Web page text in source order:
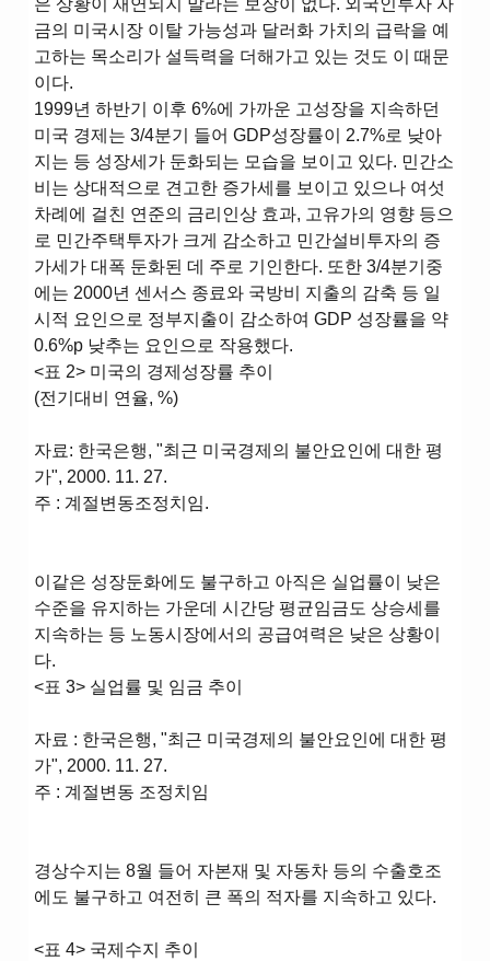
금의 미국시장 이탈 가능성과 달러화 가치의 급락을 예
고하는 목소리가 설득력을 더해가고 있는 것도 이 때문
이다.
1999년 하반기 이후 6%에 가까운 고성장을 지속하던
미국 경제는 3/4분기 들어 GDP성장률이 2.7%로 낮아
지는 등 성장세가 둔화되는 모습을 보이고 있다. 민간소
비는 상대적으로 견고한 증가세를 보이고 있으나 여섯
차례에 걸친 연준의 금리인상 효과, 고유가의 영향 등으
로 민간주택투자가 크게 감소하고 민간설비투자의 증
가세가 대폭 둔화된 데 주로 기인한다. 또한 3/4분기중
에는 2000년 센서스 종료와 국방비 지출의 감축 등 일
시적 요인으로 정부지출이 감소하여 GDP 성장률을 약
0.6%p 낮추는 요인으로 작용했다.
<표 2> 미국의 경제성장률 추이
(전기대비 연율, %)
자료: 한국은행, "최근 미국경제의 불안요인에 대한 평
가", 2000. 11. 27.
주 : 계절변동조정치임.
이같은 성장둔화에도 불구하고 아직은 실업률이 낮은
수준을 유지하는 가운데 시간당 평균임금도 상승세를
지속하는 등 노동시장에서의 공급여력은 낮은 상황이
다.
<표 3> 실업률 및 임금 추이
자료 : 한국은행, "최근 미국경제의 불안요인에 대한 평
가", 2000. 11. 27.
주 : 계절변동 조정치임
경상수지는 8월 들어 자본재 및 자동차 등의 수출호조
에도 불구하고 여전히 큰 폭의 적자를 지속하고 있다.
<표 4> 국제수지 추이